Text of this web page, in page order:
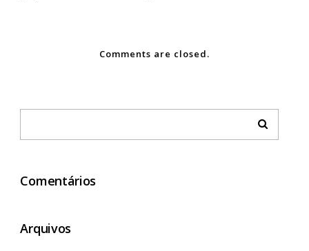
Comments are closed.
Comentários
Arquivos